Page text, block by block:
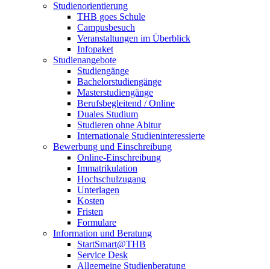
Studienorientierung
THB goes Schule
Campusbesuch
Veranstaltungen im Überblick
Infopaket
Studienangebote
Studiengänge
Bachelorstudiengänge
Masterstudiengänge
Berufsbegleitend / Online
Duales Studium
Studieren ohne Abitur
Internationale Studieninteressierte
Bewerbung und Einschreibung
Online-Einschreibung
Immatrikulation
Hochschulzugang
Unterlagen
Kosten
Fristen
Formulare
Information und Beratung
StartSmart@THB
Service Desk
Allgemeine Studienberatung